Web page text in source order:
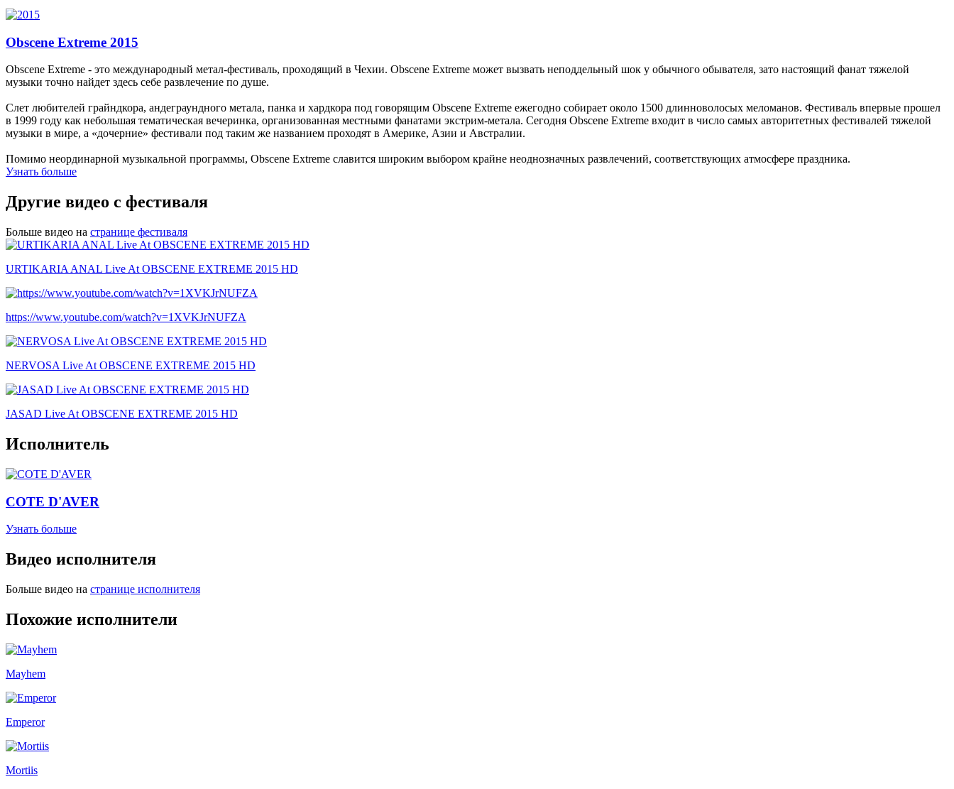
Obscene Extreme 2015
Obscene Extreme - это международный метал-фестиваль, проходящий в Чехии. Obscene Extreme может вызвать неподдельный шок у обычного обывателя, зато настоящий фанат тяжелой
музыки точно найдет здесь себе развлечение по душе.
Слет любителей грайндкора, андеграундного метала, панка и хардкора под говорящим Obscene Extreme ежегодно собирает около 1500 длинноволосых меломанов. Фестиваль впервые прошел
в 1999 году как небольшая тематическая вечеринка, организованная местными фанатами экстрим-метала. Сегодня Obscene Extreme входит в число самых авторитетных фестивалей тяжелой
музыки в мире, а «дочерние» фестивали под таким же названием проходят в Америке, Азии и Австралии.
Помимо неординарной музыкальной программы, Obscene Extreme славится широким выбором крайне неоднозначных развлечений, соответствующих атмосфере праздника.
Узнать больше
Другие видео с фестиваля
Больше видео на странице фестиваля
URTIKARIA ANAL Live At OBSCENE EXTREME 2015 HD
https://www.youtube.com/watch?v=1XVKJrNUFZA
NERVOSA Live At OBSCENE EXTREME 2015 HD
JASAD Live At OBSCENE EXTREME 2015 HD
Исполнитель
COTE D'AVER
Узнать больше
Видео исполнителя
Больше видео на странице исполнителя
Похожие исполнители
Mayhem
Emperor
Mortiis